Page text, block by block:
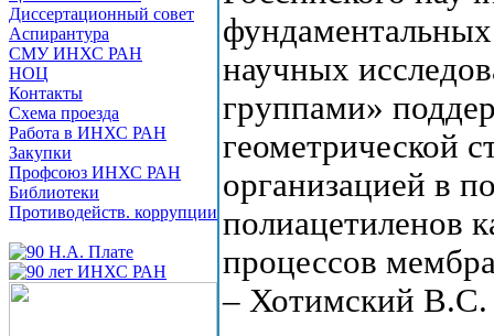
Диссертационный совет
Аспирантура
СМУ ИНХС РАН
НОЦ
Контакты
Схема проезда
Работа в ИНХС РАН
Закупки
Профсоюз ИНХС РАН
Библиотеки
Противодейств. коррупции
научных
группами»
геометрической
организацией в
полиацетиленов
процессов
– Хотимский В.С.